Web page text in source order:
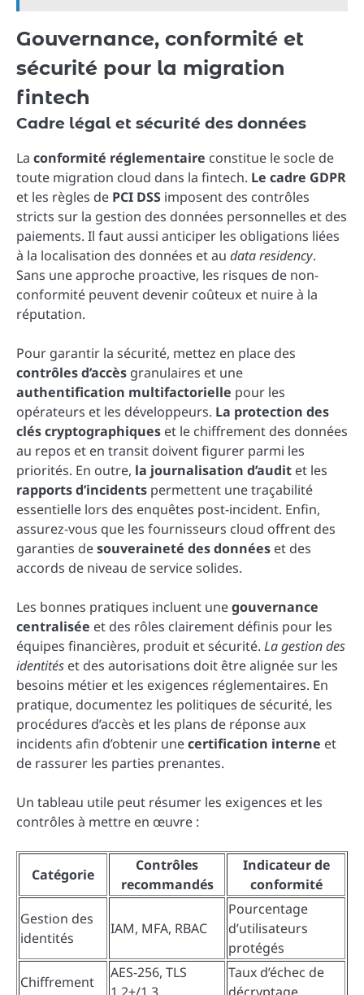
Gouvernance, conformité et
sécurité pour la migration
fintech
Cadre légal et sécurité des données
La conformité réglementaire constitue le socle de
toute migration cloud dans la fintech. Le cadre GDPR
et les règles de PCI DSS imposent des contrôles
stricts sur la gestion des données personnelles et des
paiements. Il faut aussi anticiper les obligations liées
à la localisation des données et au data residency.
Sans une approche proactive, les risques de non-
conformité peuvent devenir coûteux et nuire à la
réputation.
Pour garantir la sécurité, mettez en place des
contrôles d’accès granulaires et une
authentification multifactorielle pour les
opérateurs et les développeurs. La protection des
clés cryptographiques et le chiffrement des données
au repos et en transit doivent figurer parmi les
priorités. En outre, la journalisation d’audit et les
rapports d’incidents permettent une traçabilité
essentielle lors des enquêtes post-incident. Enfin,
assurez-vous que les fournisseurs cloud offrent des
garanties desouveraineté des données et des
accords de niveau de service solides.
Les bonnes pratiques incluent unegouvernance
centralisée et des rôles clairement définis pour les
équipes financières, produit et sécurité. La gestion des
identités et des autorisations doit être alignée sur les
besoins métier et les exigences réglementaires. En
pratique, documentez les politiques de sécurité, les
procédures d’accès et les plans de réponse aux
incidents afin d’obtenir unecertification interne et
de rassurer les parties prenantes.
Un tableau utile peut résumer les exigences et les
contrôles à mettre en œuvre :
Catégorie
Contrôles
recommandés
Indicateur de
conformité
Gestion des
identités
IAM, MFA, RBAC
Pourcentage
d’utilisateurs
protégés
Chiffrement
AES-256, TLS
Taux d’échec de